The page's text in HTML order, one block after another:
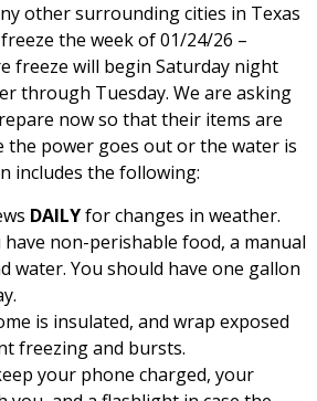
other surrounding cities in Texas
the week of 01/24/26 –
freeze will begin Saturday night
through Tuesday. We are asking
now so that their items are
the power goes out or the water is
includes the following:
DAILYfor changes in weather.
non-perishable food, a manual
water. You should have one gallon
is insulated, and wrap exposed
freezing and bursts.
your phone charged, your